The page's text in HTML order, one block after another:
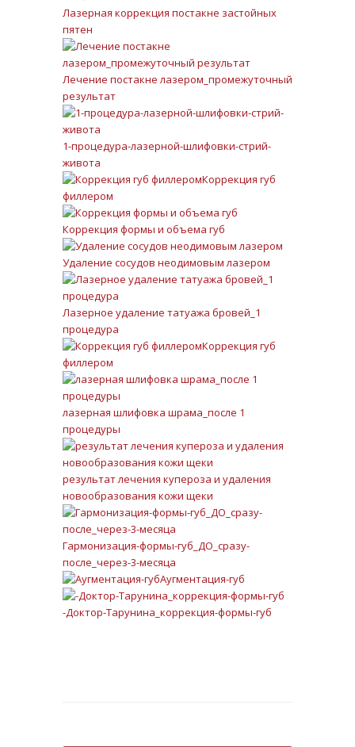
Лазерная коррекция постакне застойных
пятен
Лечение постакне лазером_промежуточный
результат
1-процедура-лазерной-шлифовки-стрий-
живота
Коррекция губ
филлером
Коррекция формы и объема губ
Удаление сосудов неодимовым лазером
Лазерное удаление татуажа бровей_1
процедура
Коррекция губ
филлером
лазерная шлифовка шрама_после 1
процедуры
результат лечения купероза и удаления
новообразования кожи щеки
Гармонизация-формы-губ_ДО_сразу-
после_через-3-месяца
Аугментация-губ
-Доктор-Тарунина_коррекция-формы-губ